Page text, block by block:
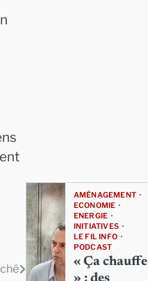
AMÉNAGEMENT
ECONOMIE
ENERGIE
INITIATIVES
LE FIL INFO
PODCAST
« Ça chauffe